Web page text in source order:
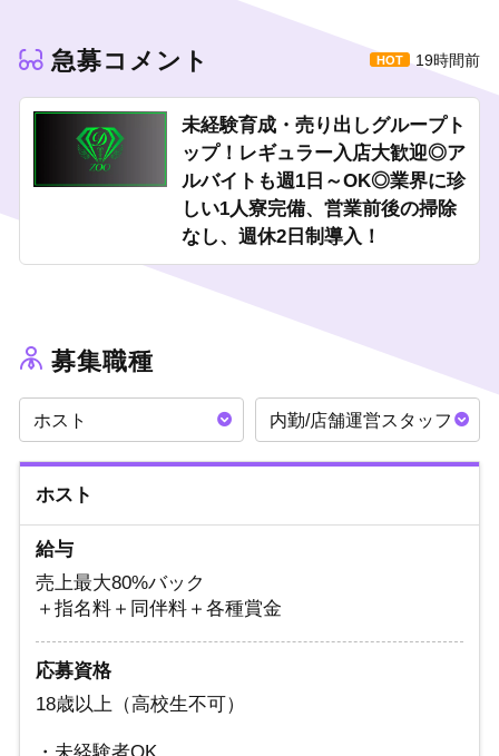
中箱は競争率も低く、派閥ができにくいので人間関係に不安な方
仲間や同僚と切磋琢磨して、モチベーション維持しながら働ける
環境です。
出張面接も可能です◎
他県や地方に住んでいる方もご応募ください。
担当者が直接アナタの元までお伺いいたします！
いつでもご連絡お待ちしております。
急募コメント 19時間前
未経験育成・売り出しグループト
ップ！レギュラー入店大歓迎◎ア
ルバイトも週1日～OK◎業界に珍
しい1人寮完備、営業前後の掃除
なし、週休2日制導入！
募集職種
ホスト 内勤/店舗運営スタッフ
ホスト
給与
売上最大80%バック
＋指名料＋同伴料＋各種賞金
応募資格
18歳以上（高校生不可）